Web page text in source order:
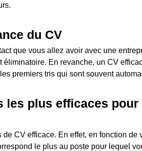
du CV
que vous allez avoir avec une
En revanche, un CV
premiers tris qui sont souvent
les plus efficaces
de CV efficace. En effet, en fonction
le plus au poste pour lequel